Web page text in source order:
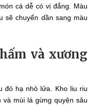
cá dễ có vị đắng. Màu
sẽ chuyển dần sang màu
và xương
đó hạ nhỏ lửa. Kho liu riu
mùi lá gừng quyện sâu